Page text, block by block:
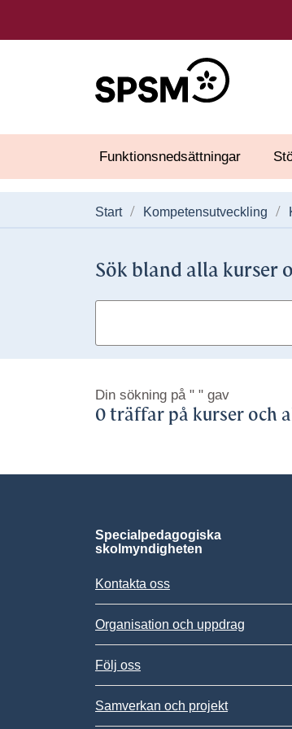
Funktionsnedsättningar
Start Kompetensutveckling
Sök bland alla kurser
Din sökning på " " gav
0 träffar på kurser och
Specialpedagogiska
skolmyndigheten
Kontakta oss
Organisation och uppdrag
Följ oss
Samverkan och projekt